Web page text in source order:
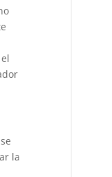
la